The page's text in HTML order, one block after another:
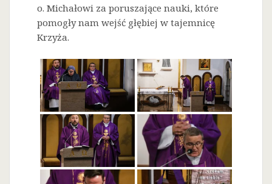
o. Michałowi za poruszające nauki, które
pomogły nam wejść głębiej w tajemnicę
Krzyża.